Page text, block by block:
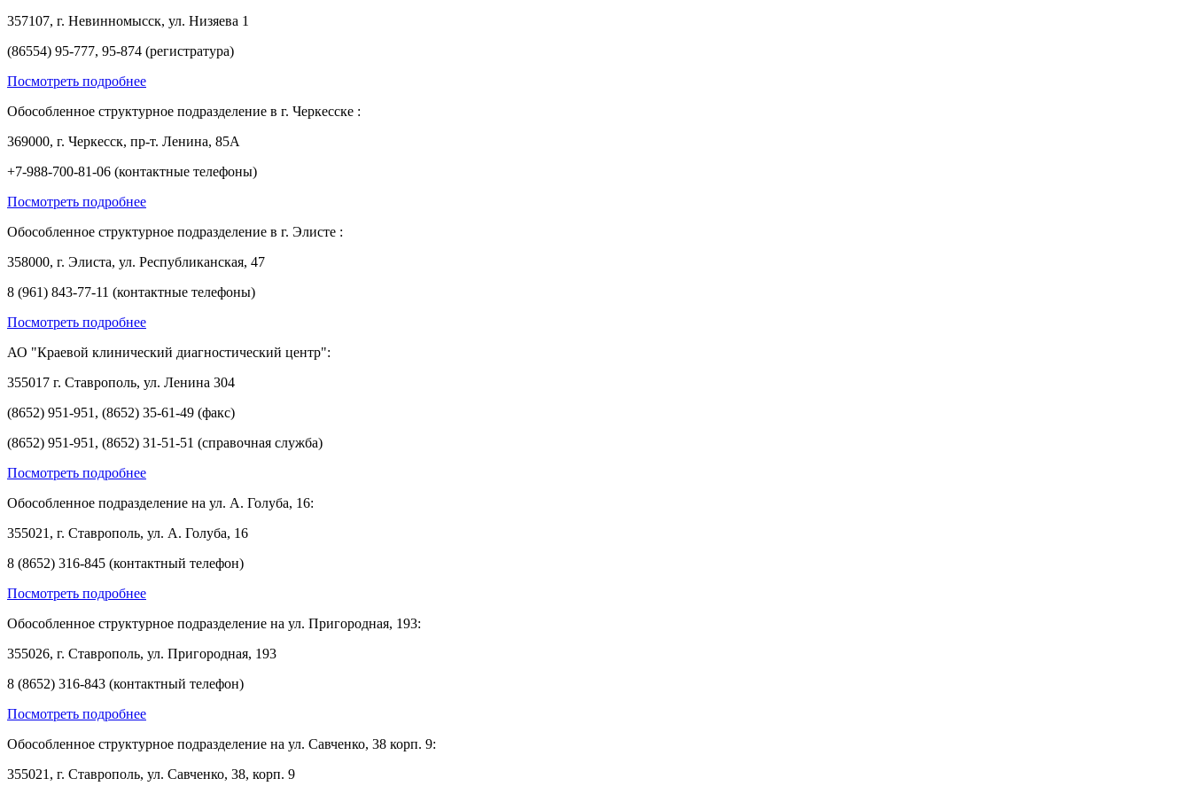
357107, г. Невинномысск, ул. Низяева 1
(86554) 95-777, 95-874 (регистратура)
Посмотреть подробнее
Обособленное структурное подразделение в г. Черкесске :
369000, г. Черкесск, пр-т. Ленина, 85А
+7-988-700-81-06 (контактные телефоны)
Посмотреть подробнее
Обособленное структурное подразделение в г. Элисте :
358000, г. Элиста, ул. Республиканская, 47
8 (961) 843-77-11 (контактные телефоны)
Посмотреть подробнее
АО "Краевой клинический диагностический центр":
355017 г. Ставрополь, ул. Ленина 304
(8652) 951-951, (8652) 35-61-49 (факс)
(8652) 951-951, (8652) 31-51-51 (справочная служба)
Посмотреть подробнее
Обособленное подразделение на ул. А. Голуба, 16:
355021, г. Ставрополь, ул. А. Голуба, 16
8 (8652) 316-845 (контактный телефон)
Посмотреть подробнее
Обособленное структурное подразделение на ул. Пригородная, 193:
355026, г. Ставрополь, ул. Пригородная, 193
8 (8652) 316-843 (контактный телефон)
Посмотреть подробнее
Обособленное структурное подразделение на ул. Савченко, 38 корп. 9:
355021, г. Ставрополь, ул. Савченко, 38, корп. 9